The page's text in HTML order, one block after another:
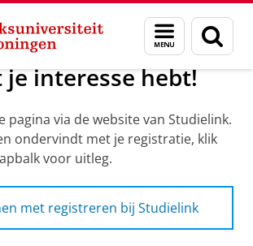
Menu
en
zoeken
je interesse hebt!
pagina via de website van Studielink.
ondervindt met je registratie, klik
voor uitleg.
met registreren bij Studielink